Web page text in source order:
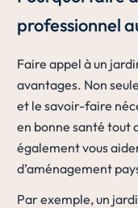
professionnel
Faire appel à un
avantages. Non
et le savoir-faire
en bonne santé tout
également vous
d’aménagement
Par exemple, un